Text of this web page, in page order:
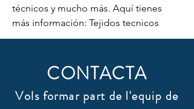
técnicos y mucho más. Aquí tienes
más información: Tejidos tecnicos
CONTACTA
Vols formar part de l'equip de